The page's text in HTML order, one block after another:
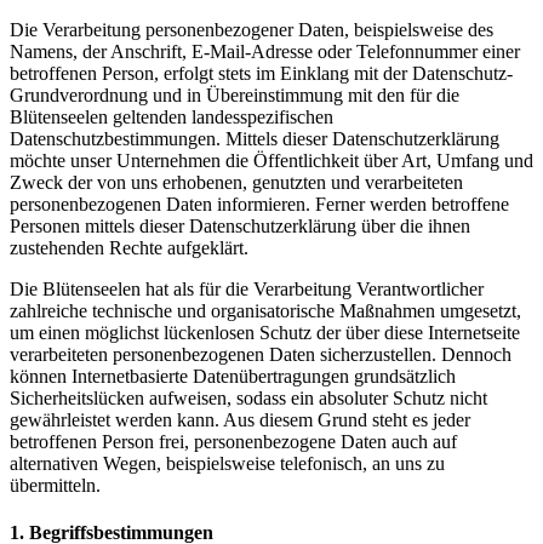
Die Verarbeitung personenbezogener Daten, beispielsweise des
Namens, der Anschrift, E-Mail-Adresse oder Telefonnummer einer
betroffenen Person, erfolgt stets im Einklang mit der Datenschutz-
Grundverordnung und in Übereinstimmung mit den für die
Blütenseelen geltenden landesspezifischen
Datenschutzbestimmungen. Mittels dieser Datenschutzerklärung
möchte unser Unternehmen die Öffentlichkeit über Art, Umfang und
Zweck der von uns erhobenen, genutzten und verarbeiteten
personenbezogenen Daten informieren. Ferner werden betroffene
Personen mittels dieser Datenschutzerklärung über die ihnen
zustehenden Rechte aufgeklärt.
Die Blütenseelen hat als für die Verarbeitung Verantwortlicher
zahlreiche technische und organisatorische Maßnahmen umgesetzt,
um einen möglichst lückenlosen Schutz der über diese Internetseite
verarbeiteten personenbezogenen Daten sicherzustellen. Dennoch
können Internetbasierte Datenübertragungen grundsätzlich
Sicherheitslücken aufweisen, sodass ein absoluter Schutz nicht
gewährleistet werden kann. Aus diesem Grund steht es jeder
betroffenen Person frei, personenbezogene Daten auch auf
alternativen Wegen, beispielsweise telefonisch, an uns zu
übermitteln.
1. Begriffsbestimmungen